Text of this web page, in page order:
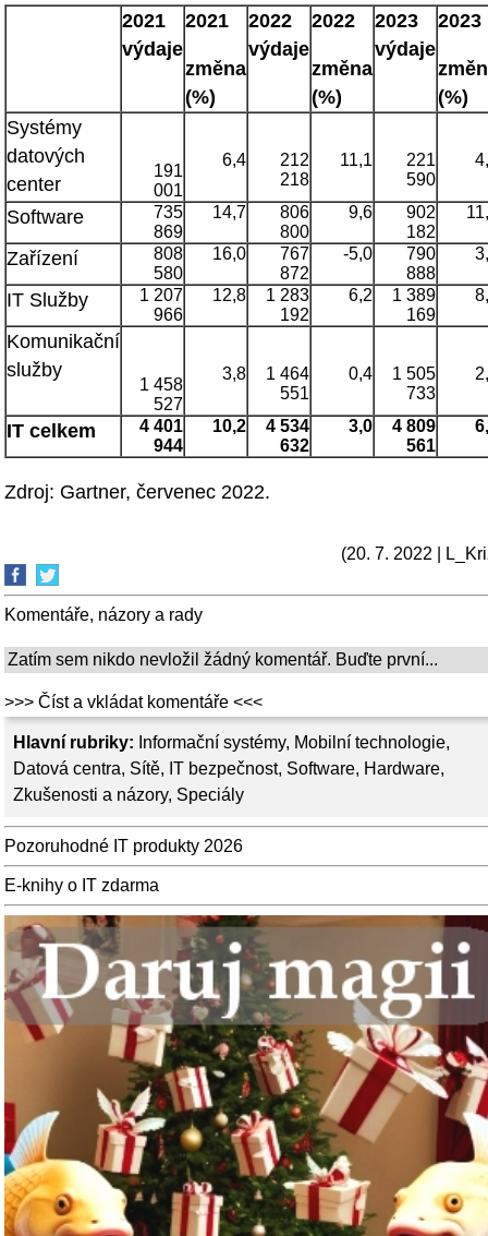
Hlavní rubriky: Informační systémy, Mobilní technologie,
Datová centra, Sítě, IT bezpečnost, Software, Hardware,
Zkušenosti a názory, Speciály
Pozoruhodné IT produkty 2026
E-knihy o IT zdarma
2021
výdaje
2021
změna
(%)
2022
výdaje
2022
změna
(%)
2023
výdaje
2023
(%)
Systémy
datových
center
191
001
6,4
212
218
11,1
221
590
Software
735
869
14,7
806
800
9,6
902
182
Zařízení
808
580
16,0
767
872
-5,0
790
888
IT Služby
1 207
966
12,8
1 283
192
6,2
1 389
169
Komunikační
služby
1 458
527
3,8
1 464
551
0,4
1 505
733
IT celkem
4 401
944
10,2
4 534
632
3,0
4 809
561
Zdroj: Gartner, červenec 2022.
(20. 7. 2022 |
Komentáře, názory a rady
Zatím sem nikdo nevložil žádný komentář. Buďte první...
>>> Číst a vkládat komentáře <<<